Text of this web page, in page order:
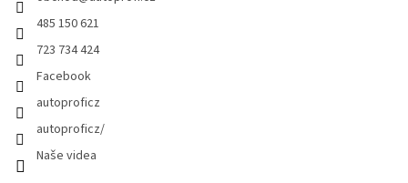
485 150 621
723 734 424
Facebook
autoproficz
autoproficz/
Naše videa